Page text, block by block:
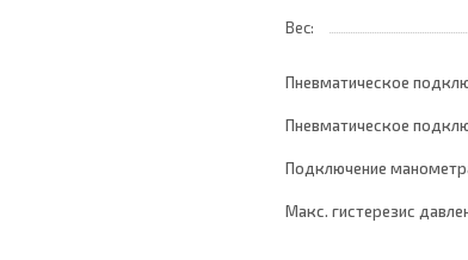
Вес:
Пневматическое
Пневматическое
Подключение
Макс. гистерезис